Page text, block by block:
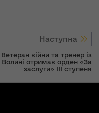
Наступна
Ветеран війни та тренер із
Волині отримав орден «За
заслуги» IІІ ступеня